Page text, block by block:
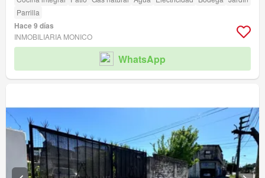
Parrilla
Hace 9 días
INMOBILIARIA MONICO
WhatsApp